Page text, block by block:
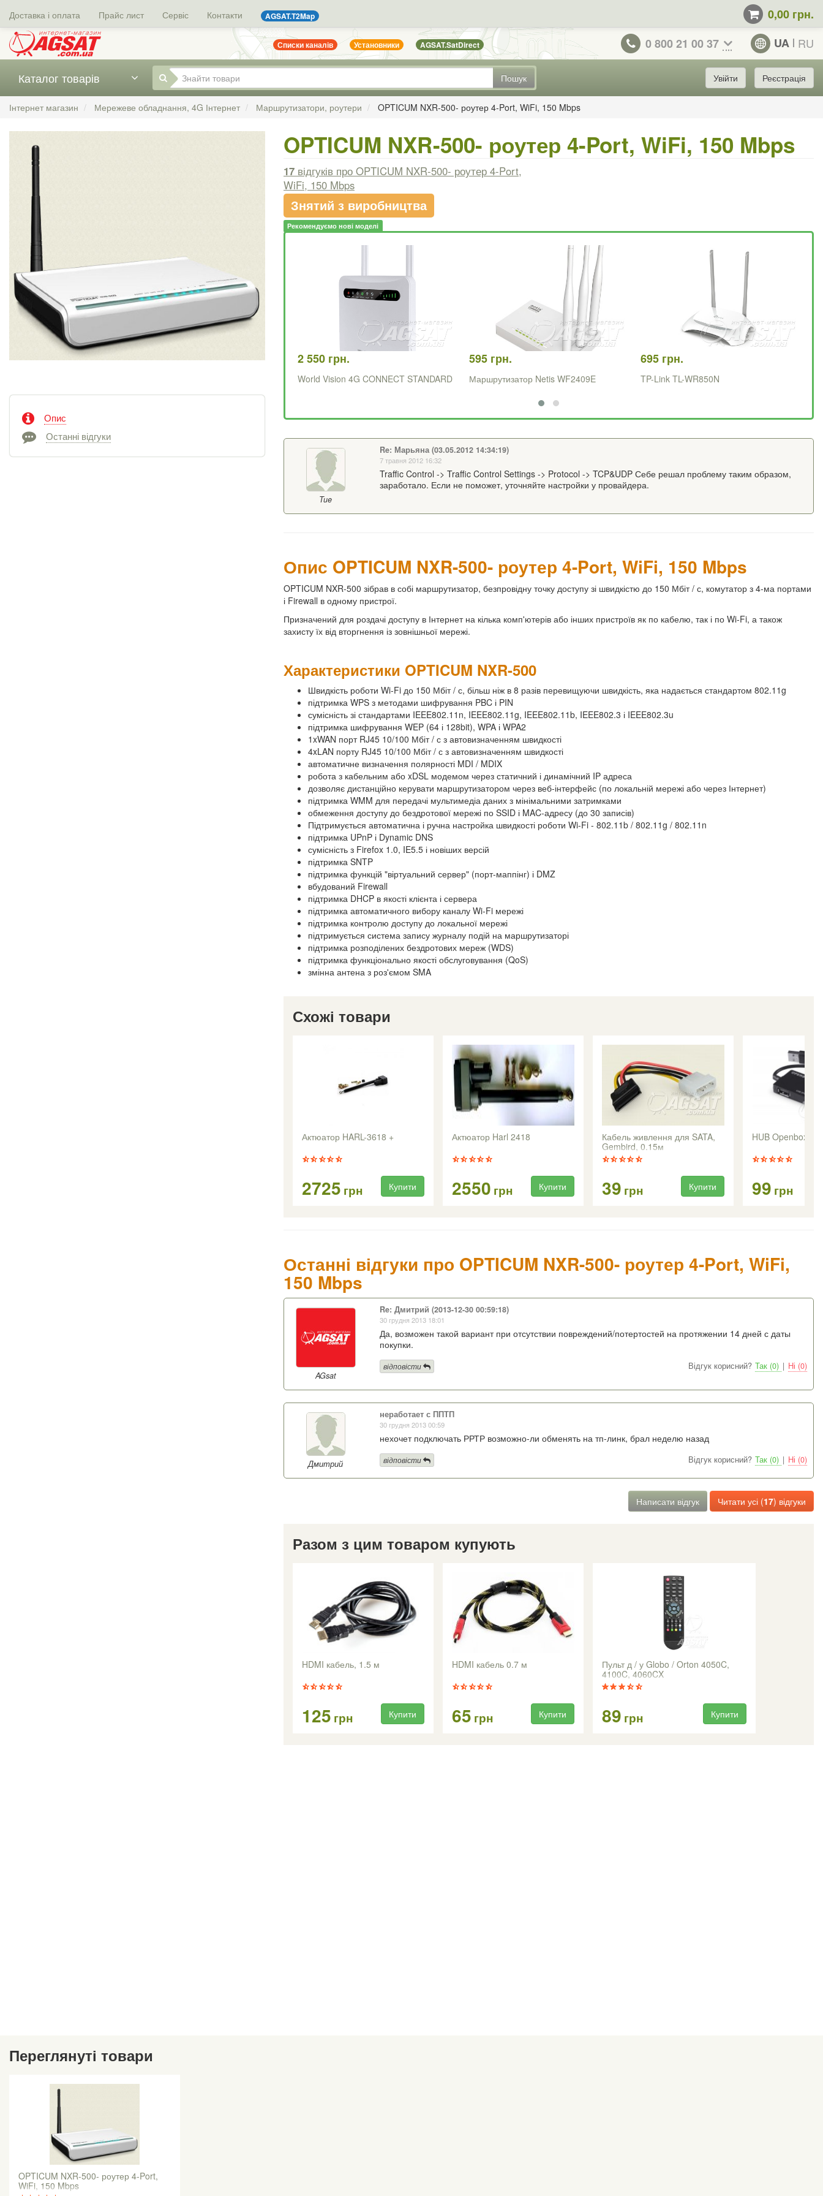
Доставка і оплата Прайс лист Сервіс Контакти AGSAT.T2Map 0,00 грн.
Списки каналів Установники AGSAT.SatDirect 0 800 21 00 37 UA RU
Пошук
Каталог товарів Увійти Реєстрація
Інтернет магазин Мережеве обладнання, 4G Інтернет Маршрутизатори, роутери OPTICUM NXR-500- роутер 4-Port, WiFi, 150 Mbps
Опис
Останні відгуки
OPTICUM NXR-500- роутер 4-Port, WiFi, 150 Mbps
17 відгуків про OPTICUM NXR-500- роутер 4-Port,
WiFi, 150 Mbps
Знятий з виробництва
Рекомендуємо нові моделі
2 550 грн.
World Vision 4G CONNECT STANDARD
595 грн.
Маршрутизатор Netis WF2409E
695 грн.
TP-Link TL-WR850N
Tue
Re: Марьяна (03.05.2012 14:34:19)
7 травня 2012 16:32
Traffic Control -> Traffic Control Settings -> Protocol -> TCP&UDP Себе решал проблему таким образом,
заработало. Если не поможет, уточняйте настройки у провайдера.
Опис OPTICUM NXR-500- роутер 4-Port, WiFi, 150 Mbps
OPTICUM NXR-500 зібрав в собі маршрутизатор, безпровідну точку доступу зі швидкістю до 150 Мбіт / с, комутатор з 4-ма портами
і Firewall в одному пристрої.
Призначений для роздачі доступу в Інтернет на кілька комп'ютерів або інших пристроїв як по кабелю, так і по Wi-Fi, а також
захисту їх від вторгнення із зовнішньої мережі.
Характеристики OPTICUM NXR-500
Швидкість роботи Wi-Fi до 150 Мбіт / с, більш ніж в 8 разів перевищуючи швидкість, яка надається стандартом 802.11g
підтримка WPS з методами шифрування PBC і PIN
сумісність зі стандартами IEEE802.11n, IEEE802.11g, IEEE802.11b, IEEE802.3 і IEEE802.3u
підтримка шифрування WEP (64 і 128bit), WPA і WPA2
1xWAN порт RJ45 10/100 Мбіт / с з автовизначенням швидкості
4xLAN порту RJ45 10/100 Мбіт / с з автовизначенням швидкості
автоматичне визначення полярності MDI / MDIX
робота з кабельним або xDSL модемом через статичний і динамічний IP адреса
дозволяє дистанційно керувати маршрутизатором через веб-інтерфейс (по локальній мережі або через Інтернет)
підтримка WMM для передачі мультимедіа даних з мінімальними затримками
обмеження доступу до бездротової мережі по SSID і MAC-адресу (до 30 записів)
Підтримується автоматична і ручна настройка швидкості роботи Wi-Fi - 802.11b / 802.11g / 802.11n
підтримка UPnP і Dynamic DNS
сумісність з Firefox 1.0, IE5.5 і новіших версій
підтримка SNTP
підтримка функцій "віртуальний сервер" (порт-маппінг) і DMZ
вбудований Firewall
підтримка DHCP в якості клієнта і сервера
підтримка автоматичного вибору каналу Wi-Fi мережі
підтримка контролю доступу до локальної мережі
підтримується система запису журналу подій на маршрутизаторі
підтримка розподілених бездротових мереж (WDS)
підтримка функціонально якості обслуговування (QoS)
змінна антена з роз'ємом SMA
Схожі товари
Актюатор HARL-3618 +
2725 грн Купити
Актюатор Harl 2418
2550 грн Купити
Кабель живлення для SATA,
Gembird, 0.15м
39 грн Купити
HUB Openbox
99 грн
Останні відгуки про OPTICUM NXR-500- роутер 4-Port, WiFi,
150 Mbps
AGsat
Re: Дмитрий (2013-12-30 00:59:18)
30 грудня 2013 18:01
Да, возможен такой вариант при отсутствии повреждений/потертостей на протяжении 14 дней с даты
покупки.
Відгук корисний? Так (0) | Ні (0)
відповісти
Дмитрий
неработает с ППТП
30 грудня 2013 00:59
нехочет подключать РРТР возможно-ли обменять на тп-линк, брал неделю назад
Відгук корисний? Так (0) | Ні (0)
відповісти
Написати відгук Читати усі (17) відгуки
Разом з цим товаром купують
HDMI кабель, 1.5 м
125 грн Купити
HDMI кабель 0.7 м
65 грн Купити
Пульт д / у Globo / Orton 4050C,
4100C, 4060CX
89 грн Купити
Переглянуті товари
OPTICUM NXR-500- роутер 4-Port,
WiFi, 150 Mbps